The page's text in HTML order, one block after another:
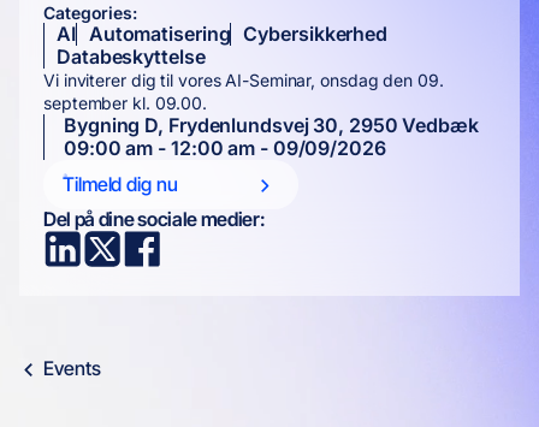
Categories:
AI Automatisering Cybersikkerhed
Databeskyttelse
Vi inviterer dig til vores AI-Seminar, onsdag den 09.
september kl. 09.00.
Bygning D, Frydenlundsvej 30, 2950 Vedbæk
09:00 am - 12:00 am - 09/09/2026
Tilmeld dig nu
Del på dine sociale medier:
Events